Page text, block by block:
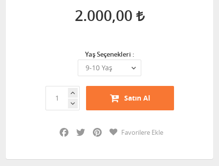
2.000,00
Yaş Seçenekleri :
Satın Al
Facebook
Twitter PinterestFavorilere Ekle